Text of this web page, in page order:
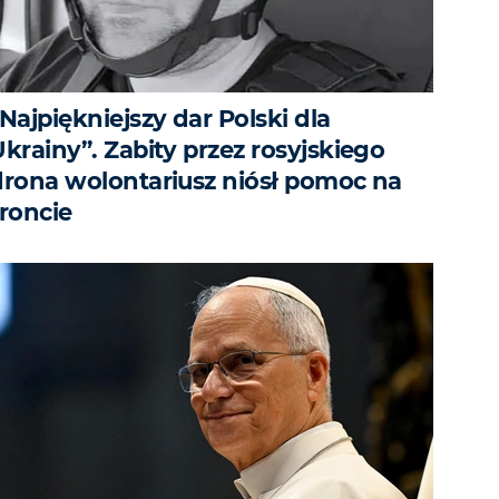
dar Polski dla
Zabity przez rosyjskiego
wolontariusz niósł pomoc na